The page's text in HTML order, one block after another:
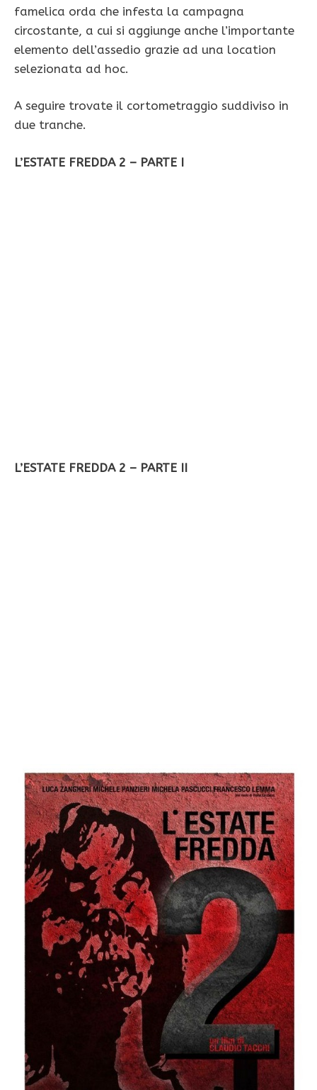
famelica orda che infesta la campagna
circostante, a cui si aggiunge anche l’importante
elemento dell’assedio grazie ad una location
selezionata ad hoc.
A seguire trovate il cortometraggio suddiviso in
due tranche.
L’ESTATE FREDDA 2 – PARTE I
L’ESTATE FREDDA 2 – PARTE II